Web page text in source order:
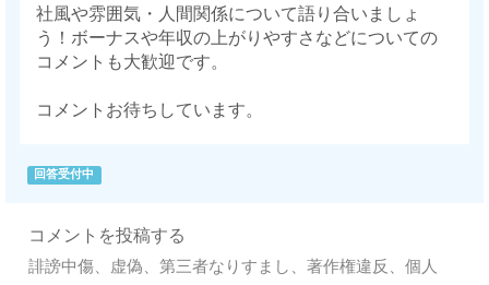
社風や雰囲気・人間関係について語り合いましょ
う！ボーナスや年収の上がりやすさなどについての
コメントも大歓迎です。
コメントお待ちしています。
回答受付中
コメントを投稿する
誹謗中傷、虚偽、第三者なりすまし、著作権違反、個人